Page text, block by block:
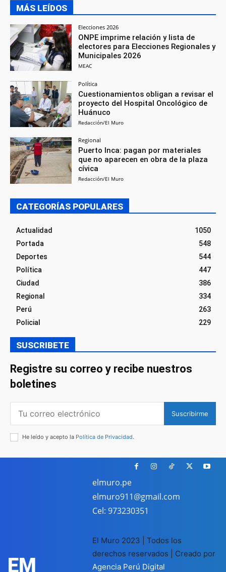
MÁS LEÍDOS
Elecciones 2026
ONPE imprime relación y lista de
electores para Elecciones Regionales y
Municipales 2026
MEAC
Política
Cuestionamientos obligan a revisar el
proyecto del Hospital Oncológico de
Huánuco
Redacción/El Muro
Regional
Puerto Inca: pagan por materiales
que no aparecen en obra de la plaza
cívica
Redacción/El Muro
CATEGORÍAS POPULARES
Actualidad
1050
Portada
548
Deportes
544
Política
447
Ciudad
386
Regional
334
Perú
263
Policial
229
SUSCRIBETE
Registre su correo y recibe nuestros
boletines
Suscribirme
He leído y acepto la Política de Privacidad.
EM
elmuro.pe
elmuro911@gmail.com
Cel: 973230351
El Muro 2023 | Todos los
derechos reservados | Creado por
Agencia Perú Digital